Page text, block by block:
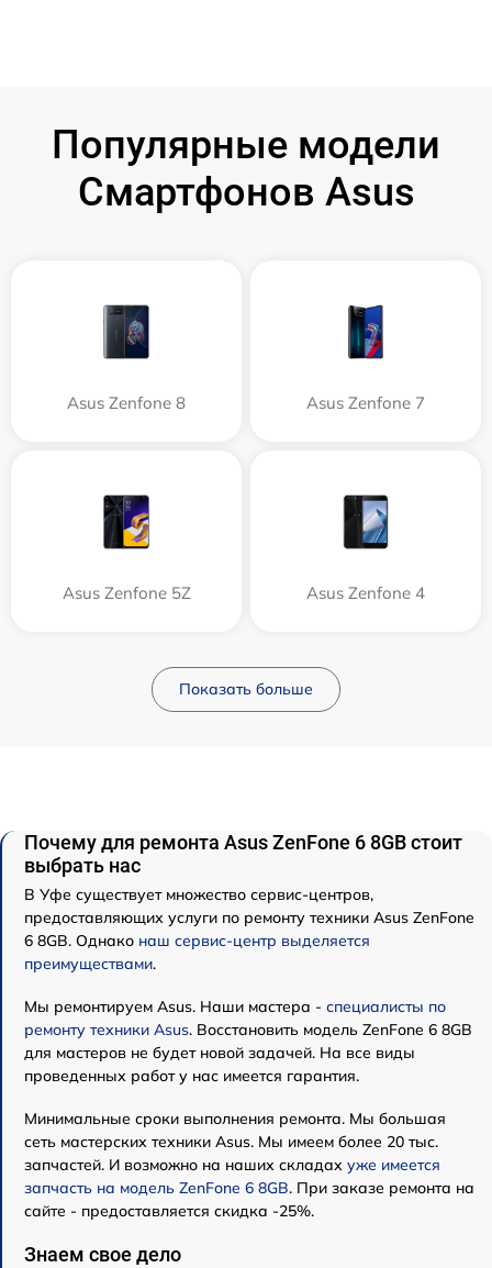
Популярные модели
Смартфонов Asus
Asus Zenfone 8 Asus Zenfone 7
Asus Zenfone 5Z Asus Zenfone 4
Показать больше
Почему для ремонта Asus ZenFone 6 8GB стоит
выбрать нас
В Уфе существует множество сервис-центров,
предоставляющих услуги по ремонту техники Asus ZenFone
6 8GB. Однако наш сервис-центр выделяется
преимуществами.
Мы ремонтируем Asus. Наши мастера - специалисты по
ремонту техники Asus. Восстановить модель ZenFone 6 8GB
для мастеров не будет новой задачей. На все виды
проведенных работ у нас имеется гарантия.
Минимальные сроки выполнения ремонта. Мы большая
сеть мастерских техники Asus. Мы имеем более 20 тыс.
запчастей. И возможно на наших складах уже имеется
запчасть на модель ZenFone 6 8GB. При заказе ремонта на
сайте - предоставляется скидка -25%.
Знаем свое дело